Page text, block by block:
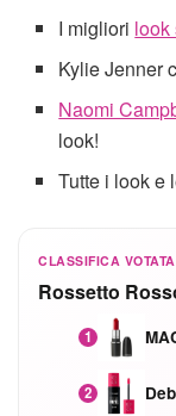
I migliori look
Kylie Jenner
Naomi
look!
Tutte i look e
CLASSIFICA
Rossetto
1
2